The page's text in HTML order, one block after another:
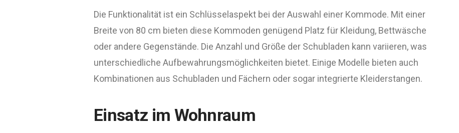
Die Funktionalität ist ein Schlüsselaspekt bei der Auswahl einer Kommode. Mit einer
Breite von 80 cm bieten diese Kommoden genügend Platz für Kleidung, Bettwäsche
oder andere Gegenstände. Die Anzahl und Größe der Schubladen kann variieren, was
unterschiedliche Aufbewahrungsmöglichkeiten bietet. Einige Modelle bieten auch
Kombinationen aus Schubladen und Fächern oder sogar integrierte Kleiderstangen.
Einsatz im Wohnraum